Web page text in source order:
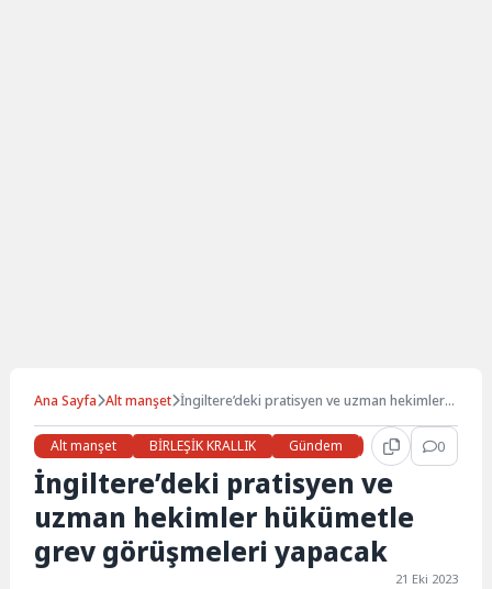
Ana Sayfa Alt manşet İngiltere’deki pratisyen ve uzman hekimler
Alt manşet
BİRLEŞİK KRALLIK Gündem Haberler 0
İngiltere’deki pratisyen ve
uzman hekimler hükümetle
grev görüşmeleri yapacak
21 Eki 2023